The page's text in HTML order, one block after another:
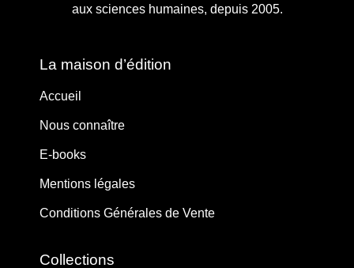
aux sciences humaines, depuis 2005.
La maison d’édition
Accueil
Nous connaître
E-books
Mentions légales
Conditions Générales de Vente
Collections